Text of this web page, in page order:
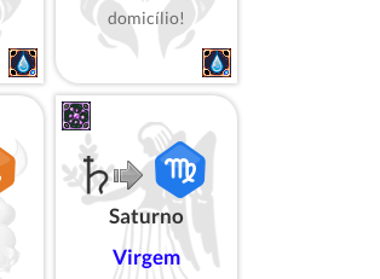
domicílio!
Saturno
Virgem